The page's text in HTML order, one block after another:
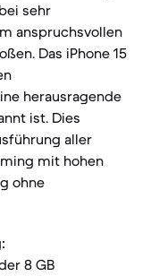
sehr
anspruchsvollen
Das iPhone 15
herausragende
ist. Dies
aller
mit hohen
ohne
8 GB